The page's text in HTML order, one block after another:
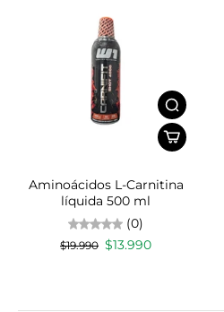
Aminoácidos L-Carnitina
líquida 500 ml
(0)
$19.990 $13.990